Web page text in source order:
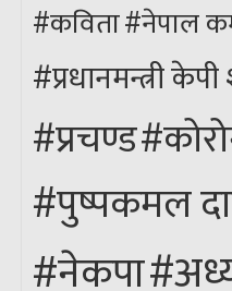
#कविता#नेपाल
#प्रधानमन्त्री
#प्रचण्ड
#पुष्पकमल
#नेकपा